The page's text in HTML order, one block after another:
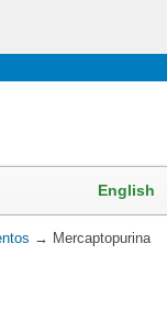
English
→ Mercaptopurina